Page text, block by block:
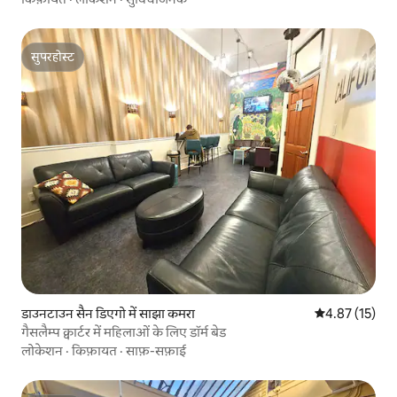
सुपरहोस्ट
सुपरहोस्ट
डाउनटाउन सैन डिएगो में साझा कमरा औसत रेटिंग 5 में
4.87 (15)
गैसलैम्प क्वार्टर में महिलाओं के लिए डॉर्म बेड
लोकेशन ·किफ़ायत ·साफ़-सफ़ाई